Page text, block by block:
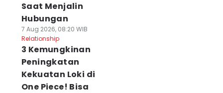
Saat Menjalin
Hubungan
7 Aug 2026, 08:20 WIB
Relationship
3 Kemungkinan
Peningkatan
Kekuatan Loki di
One Piece! Bisa